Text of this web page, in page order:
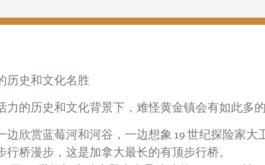
历史和文化名胜
力的历史和文化背景下，难怪黄金镇会有如此多
边欣赏蓝莓河和河谷，一边想象 19 世纪探险家大
行桥漫步，这是加拿大最长的有顶步行桥。